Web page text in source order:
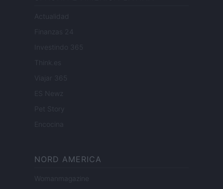
Actualidad
Finanzas 24
Investindo 365
Think.es
Viajar 365
ES Newz
Pet Story
Encocina
NORD AMERICA
Womanmagazine